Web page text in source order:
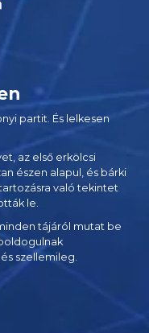
partit. És lelkesen
az első erkölcsi
észen alapul, és bárki
való tekintet
le.
tájáról mutat be
szellemileg.